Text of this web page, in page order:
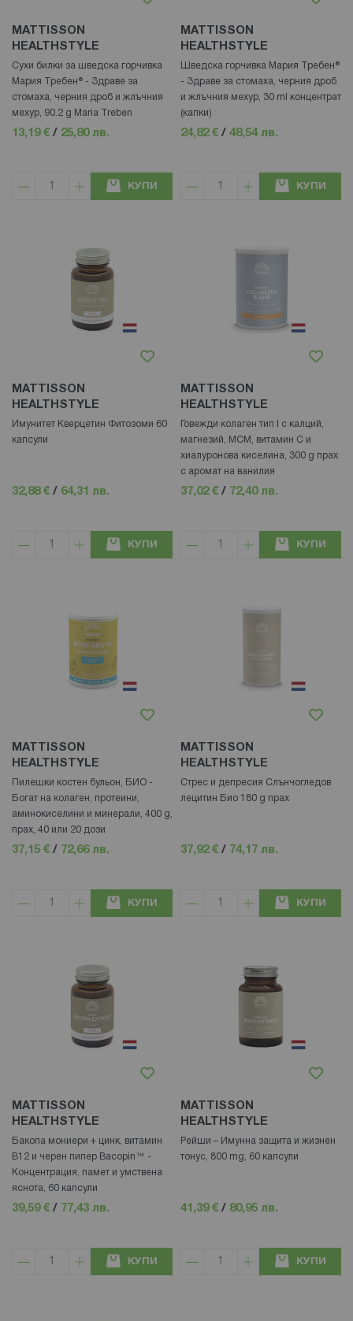
MATTISSON
HEALTHSTYLE
Сухи билки за шведска горчивка
Мария Требен® - Здраве за
стомаха, черния дроб и жлъчния
мехур, 90.2 g Maria Treben
13,19 € / 25,80 лв.
КУПИ
MATTISSON
HEALTHSTYLE
Шведска горчивка Мария Требен®
- Здраве за стомаха, черния дроб
и жлъчния мехур, 30 ml концентрат
(капки)
24,82 € / 48,54 лв.
КУПИ
MATTISSON
HEALTHSTYLE
Имунитет Кверцетин Фитозоми 60
капсули
32,88 € / 64,31 лв.
КУПИ
MATTISSON
HEALTHSTYLE
Говежди колаген тип I с калций,
магнезий, МСМ, витамин С и
хиалуронова киселина, 300 g прах
с аромат на ванилия
37,02 € / 72,40 лв.
КУПИ
MATTISSON
HEALTHSTYLE
Пилешки костен бульон, БИО -
Богат на колаген, протеини,
аминокиселини и минерали, 400 g,
прах, 40 или 20 дози
37,15 € / 72,66 лв.
КУПИ
MATTISSON
HEALTHSTYLE
Стрес и депресия Слънчогледов
лецитин Био 180 g прах
37,92 € / 74,17 лв.
КУПИ
MATTISSON
HEALTHSTYLE
Бакопа мониери + цинк, витамин
В12 и черен пипер Bacopin™ -
Концентрация, памет и умствена
яснота, 60 капсули
39,59 € / 77,43 лв.
КУПИ
MATTISSON
HEALTHSTYLE
Рейши – Имунна защита и жизнен
тонус, 800 mg, 60 капсули
41,39 € / 80,95 лв.
КУПИ